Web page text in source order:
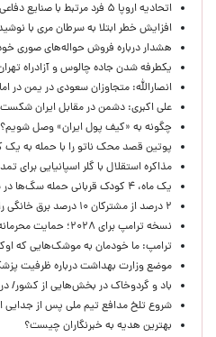
اتحادیه اروپا ۵ فرد مرتبط با صنایع دفاعی روسیه را تحریم کرد
افزایش خطر ابتلا به سرطان مری با نوشیدن
هشدار درباره فروش حواله‌های صوری
یکطرفه شدن جاده چالوس و آزادراه
انصارالله: متجاوزان سعودی در یمن در
علی اکبری: دشمن در مقابل ایران
چگونه به «کیف پول ایران» وصل شویم؟
پوتین قصد محک ناتو را با حمله به یک
مذاکره استقلال با گلر اسپانیایی برای
یک ماه، ۴ کودک قربانی حمله سگ‌ها در سنندج / چرا حوادث تکرار می‌شود؟
۲ درصد از مشترکان ۱۰ درصد برق خانگی را مصرف می‌کنند!
نسخه ترامپ برای ۲۰۲۸؛ حمایت محرمانه از نامزدی جی‌دی ونس
ترامپ: ما خودمان به موشک‌هایی که
موضع وزارت بهداشت درباره ظرفیت پزشکی
باد و گردوخاک در بخش‌هایی از کشور/
شروع تلخ مدافع تیم ملی پس از جدایی
بهترین هدیه به خبرنگاران چیست؟